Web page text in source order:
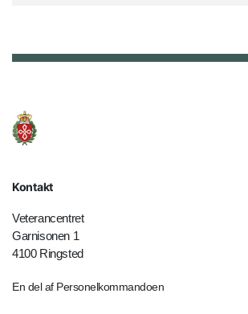
Kontakt
Veterancentret
Garnisonen 1
4100 Ringsted
En del af Personelkommandoen